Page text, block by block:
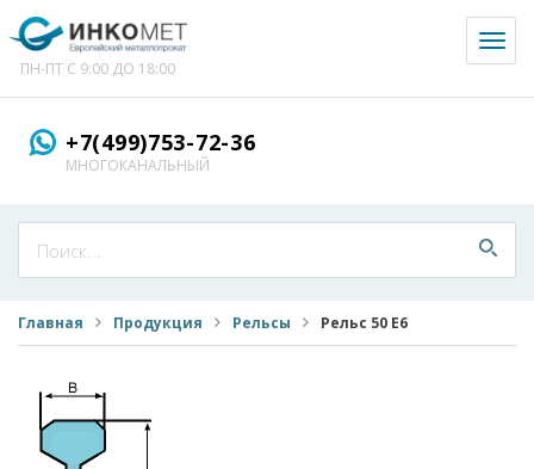
ПН-ПТ С 9:00 ДО 18:00
+7(499)753-72-36
МНОГОКАНАЛЬНЫЙ
Главная Продукция Рельсы Рельс 50 E6